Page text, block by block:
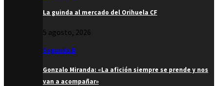
La guinda al mercado del Orihuela CF
5 agosto, 2026
Segunda B
Gonzalo Miranda: «La afición siempre se prende y nos
van a acompañar»